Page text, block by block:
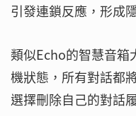
引發連鎖反應，形成
類似Echo的智慧音箱
機狀態，所有對話都
選擇刪除自己的對話